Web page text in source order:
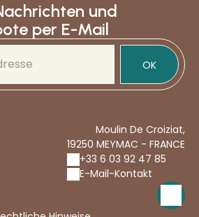
und
per E-Mail
OK
Moulin De Croiziat,
19250 MEYMAC - FRANCE
+33 6 03 92 47 85
E-Mail-Kontakt